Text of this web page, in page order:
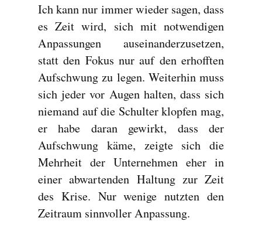
Ich kann nur immer wieder sagen, dass
es Zeit wird, sich mit notwendigen
Anpassungen auseinanderzusetzen,
statt den Fokus nur auf den erhofften
Aufschwung zu legen. Weiterhin muss
sich jeder vor Augen halten, dass sich
niemand auf die Schulter klopfen mag,
er habe daran gewirkt, dass der
Aufschwung käme, zeigte sich die
Mehrheit der Unternehmen eher in
einer abwartenden Haltung zur Zeit
des Krise. Nur wenige nutzten den
Zeitraum sinnvoller Anpassung.